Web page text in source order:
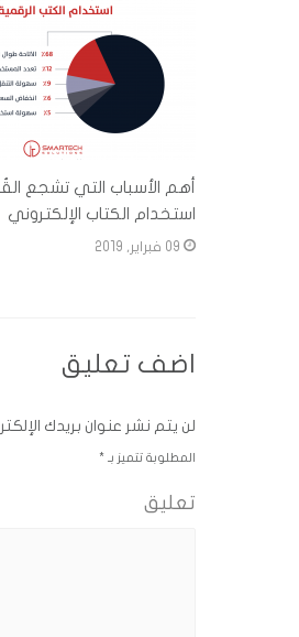
أهم الأسباب التي تشجع
استخدام الكتاب الإلكتروني
اضف تعليق
لن يتم نشر عنوان بريدك
المطلوبة تتميز بـ *
تعليق